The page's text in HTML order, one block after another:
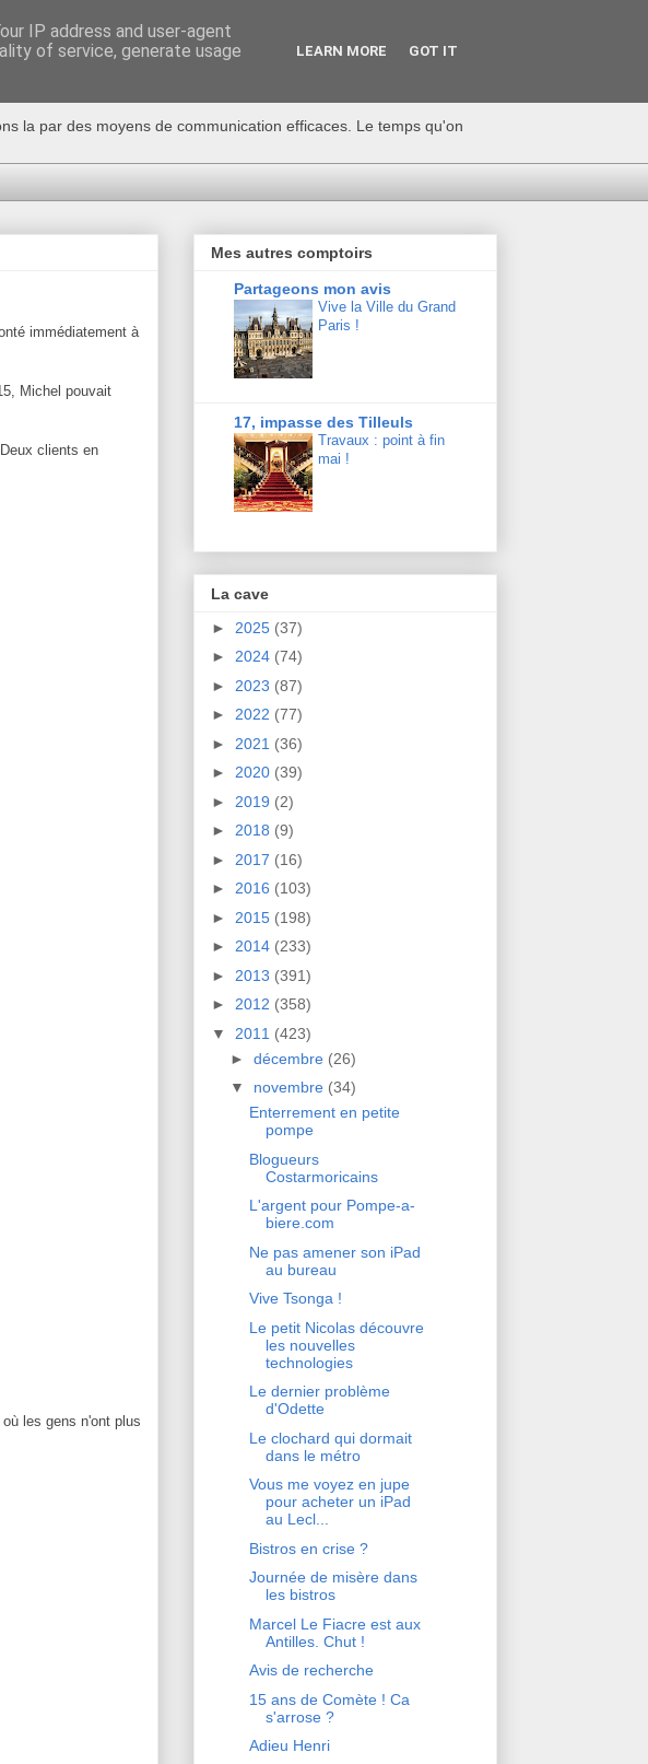
la par des moyens de communication efficaces. Le temps qu'on
immédiatement à
Michel pouvait
clients en
les gens n'ont plus
Mes autres comptoirs
Partageons mon avis
Vive la Ville du Grand
Paris !
17, impasse des Tilleuls
Travaux : point à fin
mai !
La cave
► 2025 (37)
► 2024 (74)
► 2023 (87)
► 2022 (77)
► 2021 (36)
► 2020 (39)
► 2019 (2)
► 2018 (9)
► 2017 (16)
► 2016 (103)
► 2015 (198)
► 2014 (233)
► 2013 (391)
► 2012 (358)
▼ 2011 (423)
► décembre (26)
▼ novembre (34)
Enterrement en petite
pompe
Blogueurs
Costarmoricains
L'argent pour Pompe-a-
biere.com
Ne pas amener son iPad
au bureau
Vive Tsonga !
Le petit Nicolas découvre
les nouvelles
technologies
Le dernier problème
d'Odette
Le clochard qui dormait
dans le métro
Vous me voyez en jupe
pour acheter un iPad
au Lecl...
Bistros en crise ?
Journée de misère dans
les bistros
Marcel Le Fiacre est aux
Antilles. Chut !
Avis de recherche
15 ans de Comète ! Ca
s'arrose ?
Adieu Henri
IP address and user-agent
of service, generate usage
LEARN MORE GOT IT